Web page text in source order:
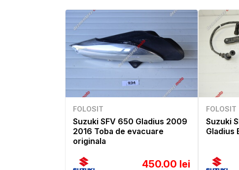
FOLOSIT
Suzuki SFV 650 Gladius 2009
2016 Toba de evacuare
originala
450.00 lei
FOLOSIT
Suzuki
Gladius